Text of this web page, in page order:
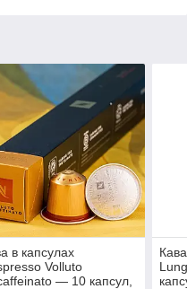
в капсулах
Volluto
— 10 капсул,